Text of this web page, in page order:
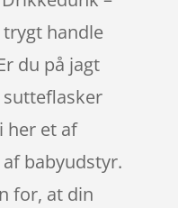
handle
du på jagt
her et af
babyudstyr.
for, at din